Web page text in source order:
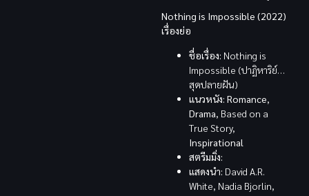
Nothing is Impossible (2022)
เรื่องย่อ
ชื่อเรื่อง: Nothing is
Impossible (ปาฏิหาริย์…
สุดปลายฝัน)
แนวหนัง: Romance,
Drama, Based on a
True Story,
Inspirational
สตรีมมิ่ง:
แสดงนำ: David A.R.
White, Nadia Bjorlin,